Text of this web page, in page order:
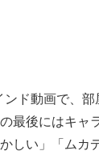
ンド動画で、部
最後にはキャ
しい」「ムカ